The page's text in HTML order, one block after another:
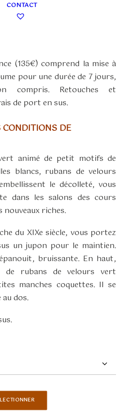
CONTACT
135,00€
(90€) couvre 3 jours
(135€) comprend la mise à
pour une durée de 7 jours,
compris. Retouches et
de port en sus.
DE
animé de petit motifs de
blancs, rubans de velours
le décolleté, vous
dans les salons des cours
nouveaux riches.
du XIXe siècle, vous portez
un jupon pour le maintien.
bruissante. En haut,
rubans de velours vert
manches coquettes. Il se
dos.